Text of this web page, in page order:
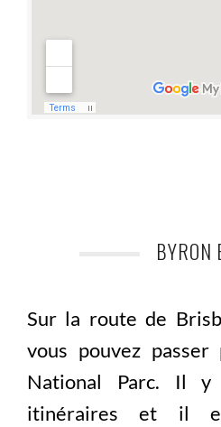
BYRON
Sur la route de
vous pouvez
National Parc. Il
itinéraires et il